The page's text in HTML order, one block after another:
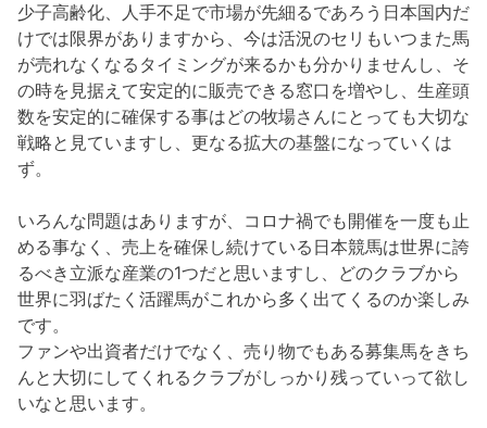
少子高齢化、人手不足で市場が先細るであろう日本国内だ
けでは限界がありますから、今は活況のセリもいつまた馬
が売れなくなるタイミングが来るかも分かりませんし、そ
の時を見据えて安定的に販売できる窓口を増やし、生産頭
数を安定的に確保する事はどの牧場さんにとっても大切な
戦略と見ていますし、更なる拡大の基盤になっていくは
ず。
いろんな問題はありますが、コロナ禍でも開催を一度も止
める事なく、売上を確保し続けている日本競馬は世界に誇
るべき立派な産業の1つだと思いますし、どのクラブから
世界に羽ばたく活躍馬がこれから多く出てくるのか楽しみ
です。
ファンや出資者だけでなく、売り物でもある募集馬をきち
んと大切にしてくれるクラブがしっかり残っていって欲し
いなと思います。